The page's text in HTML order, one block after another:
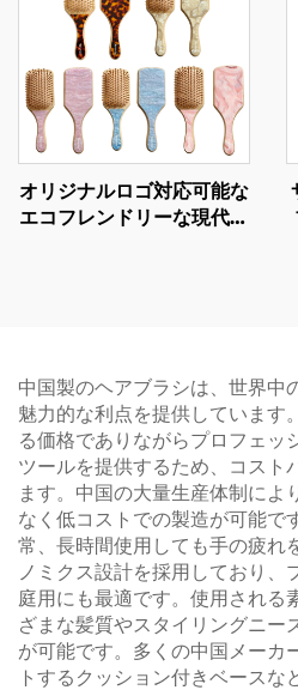
オリジナルロゴ対応可能な
エコフレンドリーな現代的
中国製のヘアブラシは、世界中
魅力的な利点を提供しています
る価格でありながらプロフェッ
ツールを提供するため、コスト
ます。中国の大量生産体制によ
なく低コストでの製造が可能で
常、長時間使用しても手の疲れ
ノミクス設計を採用しており、
庭用にも最適です。使用される
ざまな髪質やスタイリングニー
が可能です。多くの中国メーカ
トするクッション付きベース